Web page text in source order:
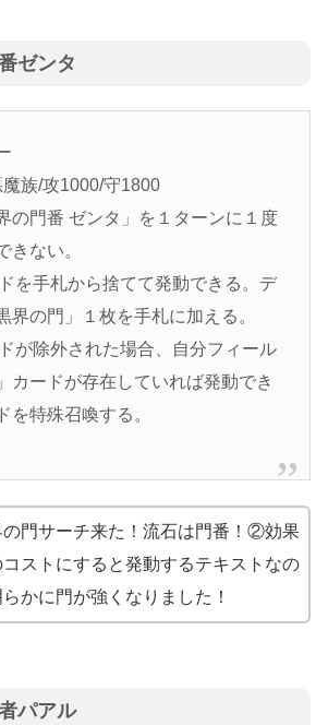
ゼンタ
族/攻1000/守1800
の門番 ゼンタ」を１ターンに１度
きない。
を手札から捨てて発動できる。デ
界の門」１枚を手札に加える。
が除外された場合、自分フィール
カードが存在していれば発動でき
を特殊召喚する。
の門サーチ来た！流石は門番！②効果
コストにすると発動するテキストなの
かに門が強くなりました！
パアル